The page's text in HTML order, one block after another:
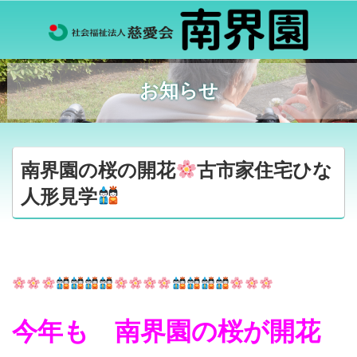
お知らせ
南界園の桜の開花
古市家住宅ひな
人形見学
今年も 南界園の桜が開花